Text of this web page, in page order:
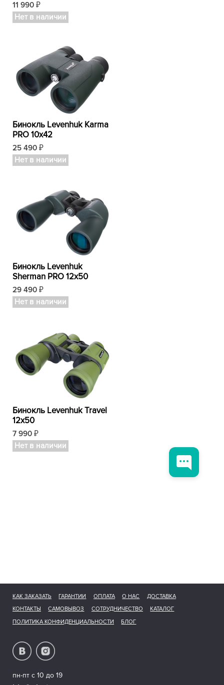
11 990 ₽
Нет в наличии
Бинокль Levenhuk Karma
PRO 10x42
25 490 ₽
Нет в наличии
Бинокль Levenhuk
Sherman PRO 12x50
29 490 ₽
Нет в наличии
Бинокль Levenhuk Travel
12x50
7 990 ₽
Нет в наличии
КАК ЗАКАЗАТЬ ГАРАНТИИ ОПЛАТА О НАС
ДОСТАВКА
КОНТАКТЫ
САМОВЫВОЗ СОТРУДНИЧЕСТВО
КАТАЛОГ
ПОЛИТИКА КОНФИДЕНЦИАЛЬНОСТИ
БЛОГ
пн-пт с 10 до 19